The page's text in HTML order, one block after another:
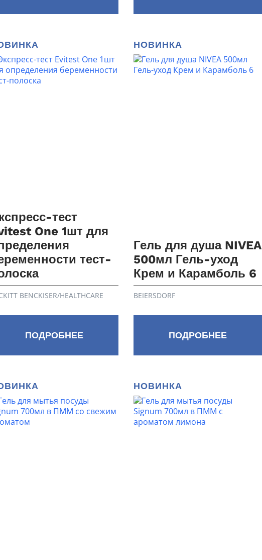
тест
One 1шт для
тест-
BENCKISER/НEALTHСARE
ПОДРОБНЕЕ
НОВИНКА
Гель для душа NIVEA
500мл Гель-уход
Крем и Карамболь 6
BEIERSDORF
ПОДРОБНЕЕ
НОВИНКА